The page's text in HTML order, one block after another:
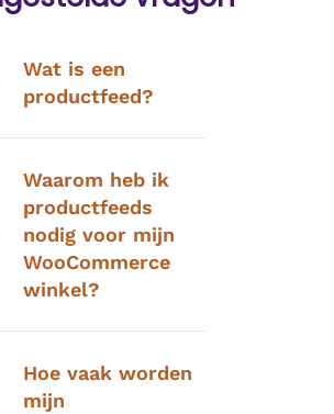
Wat is een
productfeed?
Waarom heb ik
productfeeds
nodig voor mijn
WooCommerce
winkel?
Hoe vaak worden
mijn